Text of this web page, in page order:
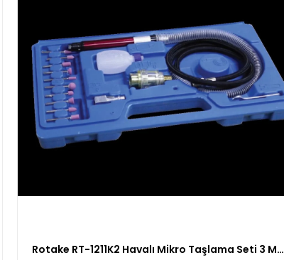
Rotake RT-1211K2 Havalı Mikro Taşlama Seti 3 MM